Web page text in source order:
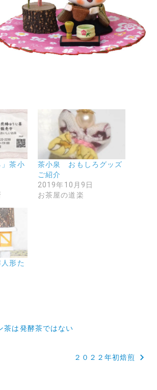
茶小
茶小泉 おもしろグッズ
ご紹介
2019年10月9日
お茶屋の道楽
形た
茶は発酵茶ではない
２０２２年初焙煎